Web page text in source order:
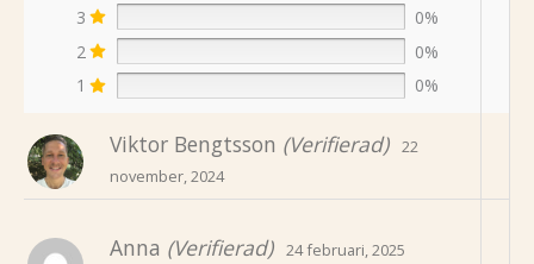
3
0%
2
0%
1
0%
Viktor Bengtsson (Verifierad)
22
november, 2024
Anna (Verifierad) 24 februari, 2025